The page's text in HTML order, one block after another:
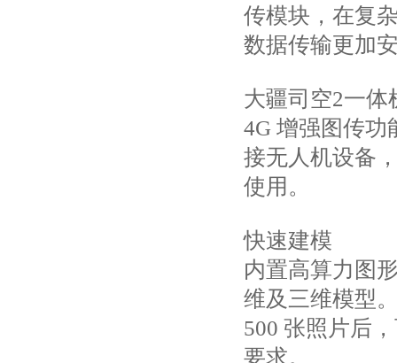
传模块，在复
数据传输更加
大疆司空2一体
4G 增强图传
接无人机设备
使用。
快速建模
内置高算力图
维及三维模型
500 张照片后
要求。